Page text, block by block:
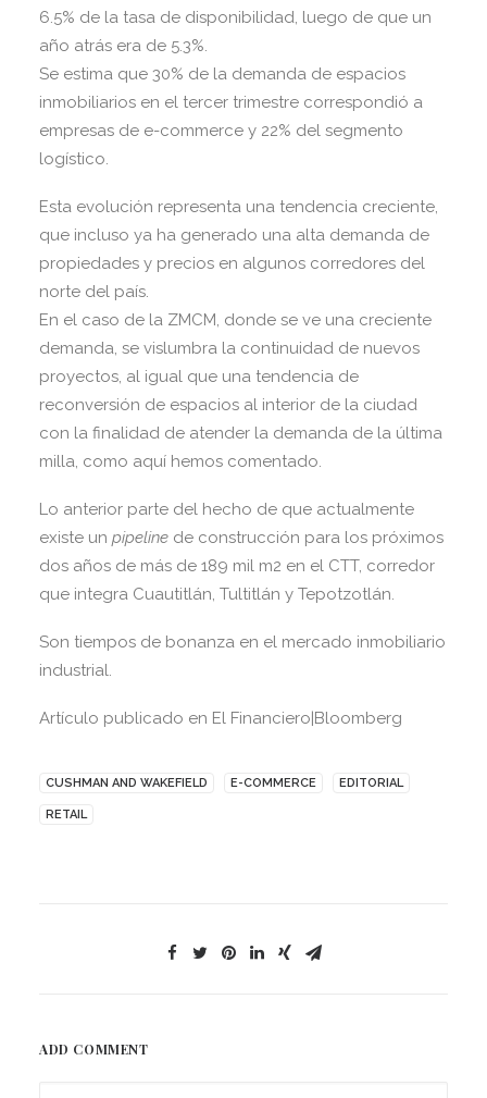
6.5% de la tasa de disponibilidad, luego de que un
año atrás era de 5.3%.
Se estima que 30% de la demanda de espacios
inmobiliarios en el tercer trimestre correspondió a
empresas de e-commerce y 22% del segmento
logístico.
Esta evolución representa una tendencia creciente,
que incluso ya ha generado una alta demanda de
propiedades y precios en algunos corredores del
norte del país.
En el caso de la ZMCM, donde se ve una creciente
demanda, se vislumbra la continuidad de nuevos
proyectos, al igual que una tendencia de
reconversión de espacios al interior de la ciudad
con la finalidad de atender la demanda de la última
milla, como aquí hemos comentado.
Lo anterior parte del hecho de que actualmente
existe un pipeline de construcción para los próximos
dos años de más de 189 mil m2 en el CTT, corredor
que integra Cuautitlán, Tultitlán y Tepotzotlán.
Son tiempos de bonanza en el mercado inmobiliario
industrial.
Artículo publicado en El Financiero|Bloomberg
CUSHMAN AND WAKEFIELD E-COMMERCE EDITORIAL
RETAIL
ADD COMMENT